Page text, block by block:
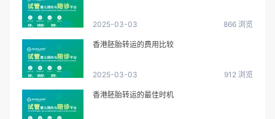
2025-03-03 866 浏览
香港胚胎转运的费用比较
2025-03-03 912 浏览
香港胚胎转运的最佳时机